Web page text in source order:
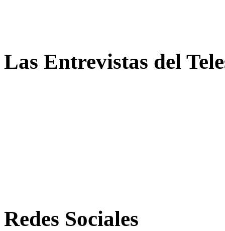
Las Entrevistas del
Redes Sociales